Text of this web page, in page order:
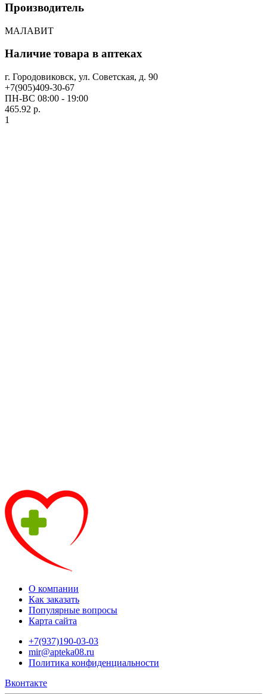
Производитель
МАЛАВИТ
Наличие товара в аптеках
г. Городовиковск, ул. Советская, д. 90
+7(905)409-30-67
ПН-ВС 08:00 - 19:00
465.92 р.
1
О компании
Как заказать
Популярные вопросы
Карта сайта
+7(937)190-03-03
mir@apteka08.ru
Политика конфиденциальности
Вконтакте